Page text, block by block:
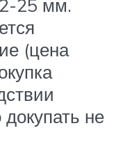
25 мм.
(цена
докупать не